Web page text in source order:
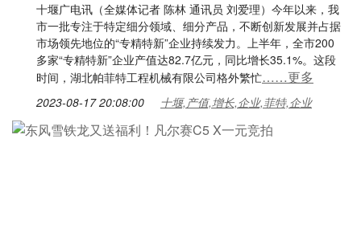
十堰广电讯（全媒体记者 陈林 通讯员 刘爱理）今年以来，我
市一批专注于特定细分领域、细分产品，不断创新发展并占据
市场领先地位的“专精特新”企业持续发力。上半年，全市200
多家“专精特新”企业产值达82.7亿元，同比增长35.1%。这段
时间，湖北帕菲特工程机械有限公司格外繁忙……更多
2023-08-17 20:08:00 十堰,产值,增长,企业,菲特,企业